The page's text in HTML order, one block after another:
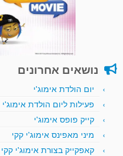
נושאים אחרונים
יום הולדת אימוג'י
פעילות ליום הולדת אימוג'י
קייק פופס אימוג'י
מיני מאפינס אימוג'י קקי
קאפקייק בצורת אימוג'י קקי